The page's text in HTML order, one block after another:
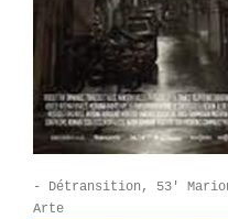
- Détransition, 53′
Arte